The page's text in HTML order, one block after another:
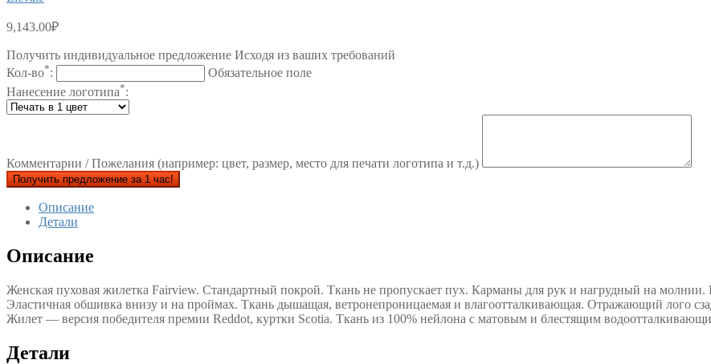
9,143.00₽
Получить индивидуальное предложение Исходя из ваших требований
Кол-во*:
Обязательное поле
Нанесение логотипа*:
Комментарии / Пожелания (например: цвет, размер, место для печати логотипа и т.д.)
Получить предложение за 1 час!
Описание
Детали
Описание
Женская пуховая жилетка Fairview. Стандартный покрой. Ткань не пропускает пух. Карманы для рук и нагрудный на
Эластичная обшивка внизу и на проймах. Ткань дышащая, ветронепроницаемая и влагоотталкивающая. Отражающий лого
Жилет — версия победителя премии Reddot, куртки Scotia. Ткань из 100% нейлона с матовым и блестящим
Детали